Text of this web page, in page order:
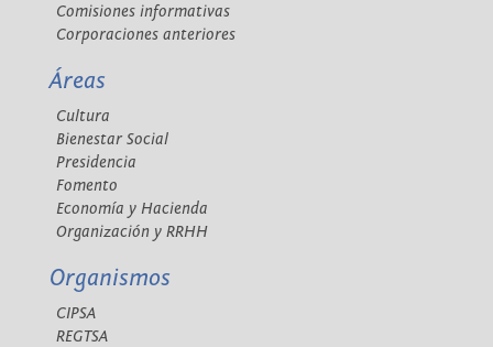
Comisiones informativas
Corporaciones anteriores
Áreas
Cultura
Bienestar Social
Presidencia
Fomento
Economía y Hacienda
Organización y RRHH
Organismos
CIPSA
REGTSA